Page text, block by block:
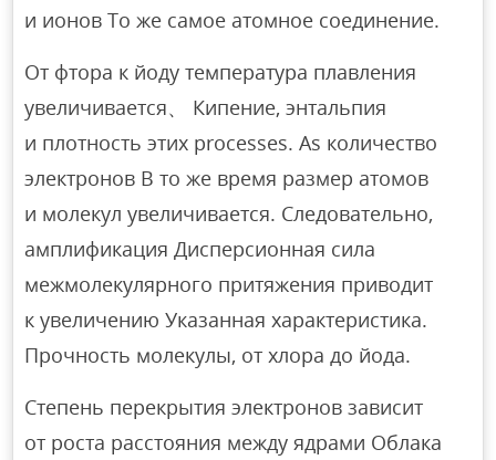
и ионов То же самое атомное соединение.
От фтора к йоду температура плавления
увеличивается、 Кипение, энтальпия
и плотность этих processes. As количество
электронов В то же время размер атомов
и молекул увеличивается. Следовательно,
амплификация Дисперсионная сила
межмолекулярного притяжения приводит
к увеличению Указанная характеристика.
Прочность молекулы, от хлора до йода.
Степень перекрытия электронов зависит
от роста расстояния между ядрами Облака